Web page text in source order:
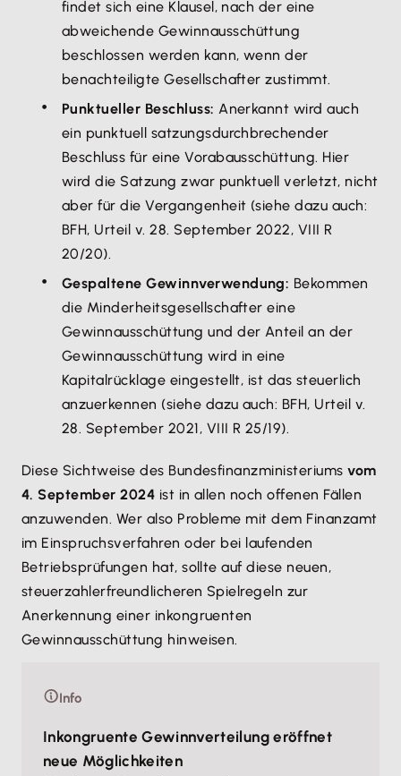
findet sich eine Klausel, nach der eine
abweichende Gewinnausschüttung
beschlossen werden kann, wenn der
benachteiligte Gesellschafter zustimmt.
Punktueller Beschluss: Anerkannt wird auch
ein punktuell satzungsdurchbrechender
Beschluss für eine Vorabausschüttung. Hier
wird die Satzung zwar punktuell verletzt, nicht
aber für die Vergangenheit (siehe dazu auch:
BFH, Urteil v. 28. September 2022, VIII R
20/20).
Gespaltene Gewinnverwendung: Bekommen
die Minderheitsgesellschafter eine
Gewinnausschüttung und der Anteil an der
Gewinnausschüttung wird in eine
Kapitalrücklage eingestellt, ist das steuerlich
anzuerkennen (siehe dazu auch: BFH, Urteil v.
28. September 2021, VIII R 25/19).
Diese Sichtweise des Bundesfinanzministeriums vom
4. September 2024 ist in allen noch offenen Fällen
anzuwenden. Wer also Probleme mit dem Finanzamt
im Einspruchsverfahren oder bei laufenden
Betriebsprüfungen hat, sollte auf diese neuen,
steuerzahlerfreundlicheren Spielregeln zur
Anerkennung einer inkongruenten
Gewinnausschüttung hinweisen.
Info
Inkongruente Gewinnverteilung eröffnet
neue Möglichkeiten